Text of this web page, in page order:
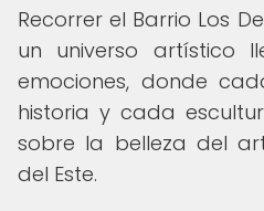
Recorrer el Barrio Los
un universo artístico
emociones, donde
historia y cada
sobre la belleza del
del Este.